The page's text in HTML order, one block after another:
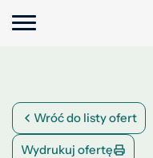
Wróć do listy ofert
Wydrukuj ofertę